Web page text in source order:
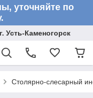
уточняйте по
Усть-Каменогорск
Столярно-слесарный